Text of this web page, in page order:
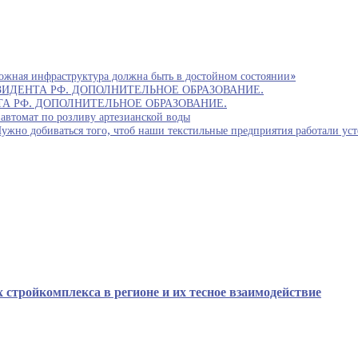
инфраструктура должна быть в достойном состоянии»
РФ. ДОПОЛНИТЕЛЬНОЕ ОБРАЗОВАНИЕ.
РФ. ДОПОЛНИТЕЛЬНОЕ ОБРАЗОВАНИЕ.
по розливу артезианской воды
того, чтоб наши текстильные предприятия работали
в регионе и их тесное взаимодействие